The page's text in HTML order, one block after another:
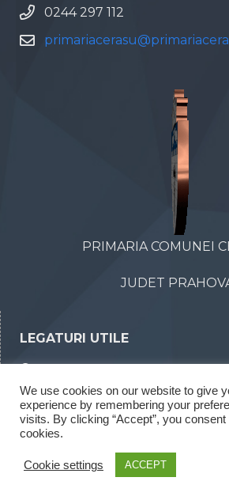
0244 297 112
PRIMARIA COMUNEI
JUDET
LEGATURI UTILE
Declaratii de interese
Rapoarte legea 52/2003
We use cookies on our website to give
experience by remembering your
visits. By clicking “Accept”, you consent
cookies.
Cookie settings ACCEPT